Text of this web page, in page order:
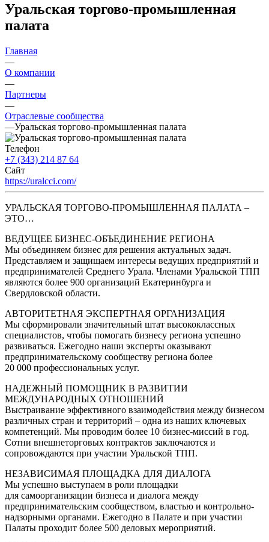
Уральская торгово-промышленная
палата
Главная
—
О компании
—
Партнеры
—
Отраслевые сообщества
—Уральская торгово-промышленная палата
Телефон
+7 (343) 214 87 64
Сайт
https://uralcci.com/
УРАЛЬСКАЯ ТОРГОВО-ПРОМЫШЛЕННАЯ ПАЛАТА –
ЭТО…
ВЕДУЩЕЕ БИЗНЕС-ОБЪЕДИНЕНИЕ РЕГИОНА
Мы объединяем бизнес для решения актуальных задач.
Представляем и защищаем интересы ведущих предприятий и
предпринимателей Среднего Урала. Членами Уральской ТПП
являются более 900 организаций Екатеринбурга и
Свердловской области.
АВТОРИТЕТНАЯ ЭКСПЕРТНАЯ ОРГАНИЗАЦИЯ
Мы сформировали значительный штат высококлассных
специалистов, чтобы помогать бизнесу региона успешно
развиваться. Ежегодно наши эксперты оказывают
предпринимательскому сообществу региона более
20 000 профессиональных услуг.
НАДЕЖНЫЙ ПОМОЩНИК В РАЗВИТИИ
МЕЖДУНАРОДНЫХ ОТНОШЕНИЙ
Выстраивание эффективного взаимодействия между бизнесом
различных стран и территорий – одна из наших ключевых
компетенций. Мы проводим более 10 бизнес-миссий в год.
Сотни внешнеторговых контрактов заключаются и
сопровождаются при участии Уральской ТПП.
НЕЗАВИСИМАЯ ПЛОЩАДКА ДЛЯ ДИАЛОГА
Мы успешно выступаем в роли площадки
для самоорганизации бизнеса и диалога между
предпринимательским сообществом, властью и контрольно-
надзорными органами. Ежегодно в Палате и при участии
Палаты проходит более 500 деловых мероприятий.